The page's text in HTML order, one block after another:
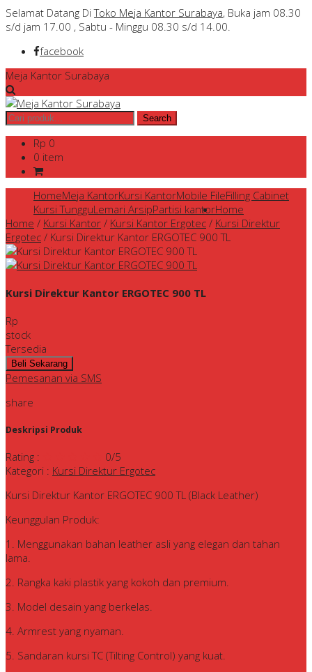
Selamat Datang DiToko Meja Kantor Surabaya, Buka jam 08.30
s/d jam 17.00 , Sabtu - Minggu 08.30 s/d 14.00.
facebook
Meja Kantor Surabaya
Rp 0
0 item
HomeMeja KantorKursi KantorMobile FileFilling Cabinet
Kursi TungguLemari ArsipPartisi kantor
Home / Kursi Kantor / Kursi Kantor Ergotec / Kursi Direktur
Ergotec / Kursi Direktur Kantor ERGOTEC 900 TL
Kursi Direktur Kantor ERGOTEC 900 TL
Rp
stock
Tersedia
Pemesanan via SMS
share
Deskripsi Produk
Rating : 0/5
Kategori : Kursi Direktur Ergotec
Kursi Direktur Kantor ERGOTEC 900 TL (Black Leather)
Keunggulan Produk:
1. Menggunakan bahan leather asli yang elegan dan tahan
lama.
2. Rangka kaki plastik yang kokoh dan premium.
3. Model desain yang berkelas.
4. Armrest yang nyaman.
5. Sandaran kursi TC (Tilting Control) yang kuat.
Home